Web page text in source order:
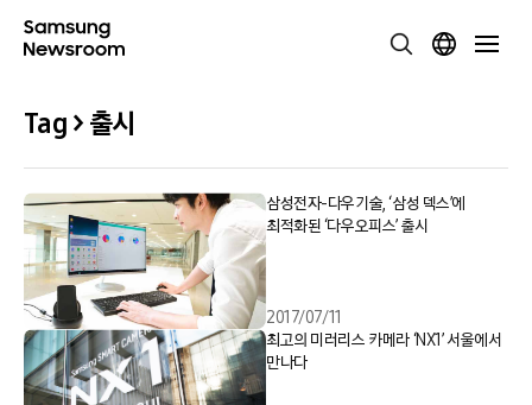
Tag > 출시
삼성전자-다우기술, ‘삼성 덱스’에
최적화된 ‘다우오피스’ 출시
2017/07/11
최고의 미러리스 카메라 ‘NX1’ 서울에서
만나다